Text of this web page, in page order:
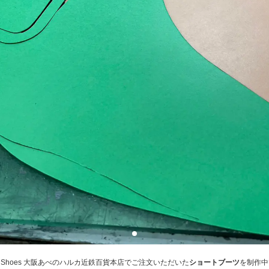
大阪あべのハルカ近鉄百貨本店でご注文いただいたショートブーツを制作